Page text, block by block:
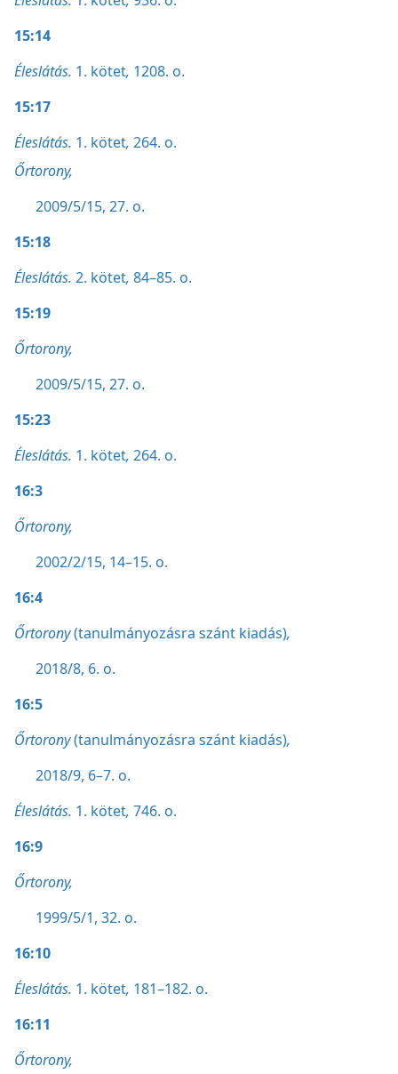
15:14
Éleslátás. 1. kötet, 1208. o.
15:17
Éleslátás. 1. kötet, 264. o.
Őrtorony,
2009/5/15, 27. o.
15:18
Éleslátás. 2. kötet, 84–85. o.
15:19
Őrtorony,
2009/5/15, 27. o.
15:23
Éleslátás. 1. kötet, 264. o.
16:3
Őrtorony,
2002/2/15, 14–15. o.
16:4
Őrtorony(tanulmányozásra szánt kiadás),
2018/8, 6. o.
16:5
Őrtorony(tanulmányozásra szánt kiadás),
2018/9, 6–7. o.
Éleslátás. 1. kötet, 746. o.
16:9
Őrtorony,
1999/5/1, 32. o.
16:10
Éleslátás. 1. kötet, 181–182. o.
16:11
Őrtorony,